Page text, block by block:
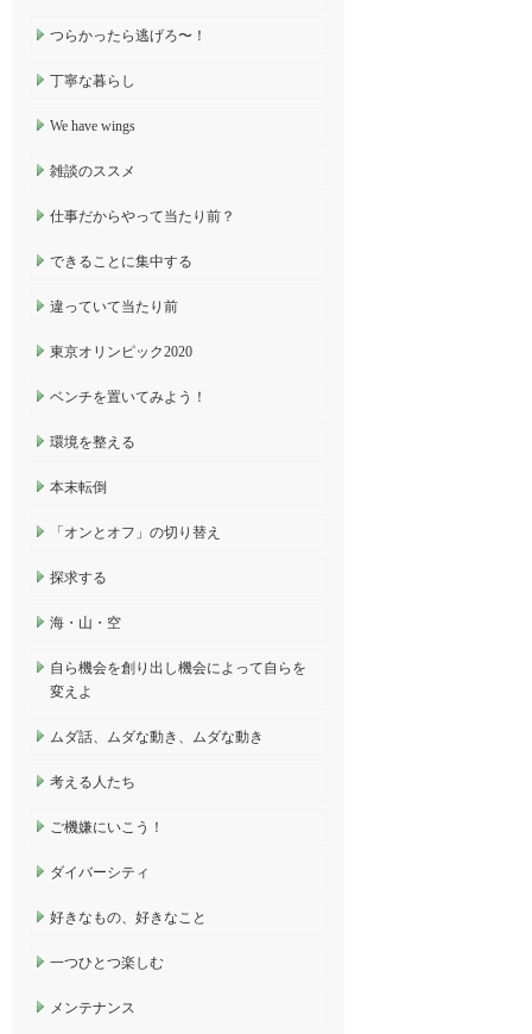
つらかったら逃げろ〜！
丁寧な暮らし
We have wings
雑談のススメ
仕事だからやって当たり前？
できることに集中する
違っていて当たり前
東京オリンピック2020
ベンチを置いてみよう！
環境を整える
本末転倒
「オンとオフ」の切り替え
探求する
海・山・空
自ら機会を創り出し機会によって自らを
変えよ
ムダ話、ムダな動き、ムダな動き
考える人たち
ご機嫌にいこう！
ダイバーシティ
好きなもの、好きなこと
一つひとつ楽しむ
メンテナンス